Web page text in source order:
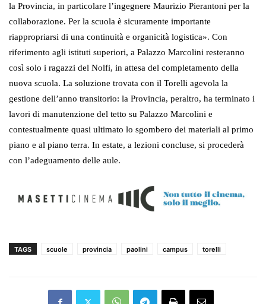
la Provincia, in particolare l’ingegnere Maurizio Pierantoni per la
collaborazione. Per la scuola è sicuramente importante
riappropriarsi di una continuità e organicità logistica». Con
riferimento agli istituti superiori, a Palazzo Marcolini resteranno
così solo i ragazzi del Nolfi, in attesa del completamento della
nuova scuola. La soluzione trovata con il Torelli agevola la
gestione dell’anno transitorio: la Provincia, peraltro, ha terminato i
lavori di manutenzione del tetto su Palazzo Marcolini e
contestualmente quasi ultimato lo sgombero dei materiali al primo
piano e al piano terra. In estate, a lezioni concluse, si procederà
con l’adeguamento delle aule.
TAGS scuole provincia paolini campus torelli